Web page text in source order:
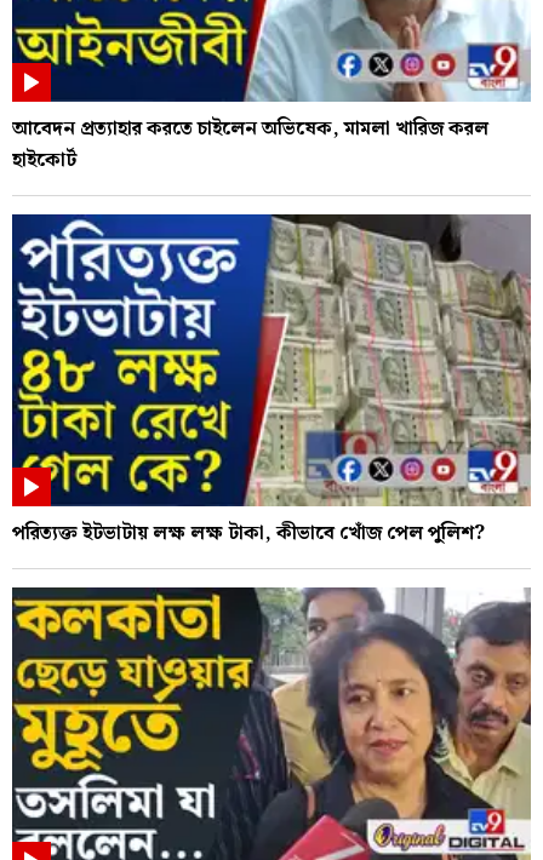
আবেদন প্রত্যাহার করতে চাইলেন অভিষেক, মামলা খারিজ করল
হাইকোর্ট
পরিত্যক্ত ইটভাটায় লক্ষ লক্ষ টাকা, কীভাবে খোঁজ পেল পুলিশ?